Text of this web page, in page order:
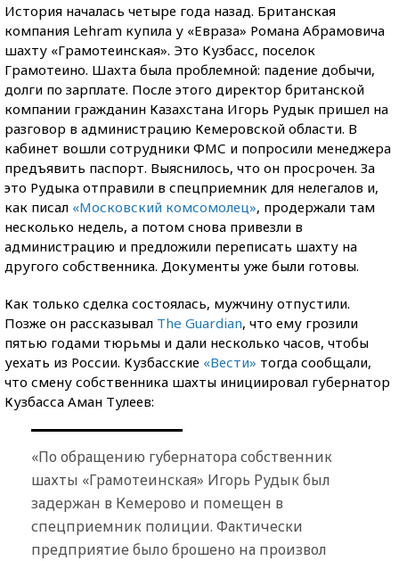
История началась четыре года назад. Британская
компания Lehram купила у «Евраза» Романа Абрамовича
шахту «Грамотеинская». Это Кузбасс, поселок
Грамотеино. Шахта была проблемной: падение добычи,
долги по зарплате. После этого директор британской
компании гражданин Казахстана Игорь Рудык пришел на
разговор в администрацию Кемеровской области. В
кабинет вошли сотрудники ФМС и попросили менеджера
предъявить паспорт. Выяснилось, что он просрочен. За
это Рудыка отправили в спецприемник для нелегалов и,
как писал «Московский комсомолец», продержали там
несколько недель, а потом снова привезли в
администрацию и предложили переписать шахту на
другого собственника. Документы уже были готовы.
Как только сделка состоялась, мужчину отпустили.
Позже он рассказывал The Guardian, что ему грозили
пятью годами тюрьмы и дали несколько часов, чтобы
уехать из России. Кузбасские «Вести» тогда сообщали,
что смену собственника шахты инициировал губернатор
Кузбасса Аман Тулеев:
«По обращению губернатора собственник
шахты «Грамотеинская» Игорь Рудык был
задержан в Кемерово и помещен в
спецприемник полиции. Фактически
предприятие было брошено на произвол